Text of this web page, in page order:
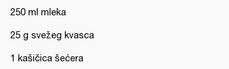
250 ml mleka
25 g svežeg kvasca
1 kašičica šećera